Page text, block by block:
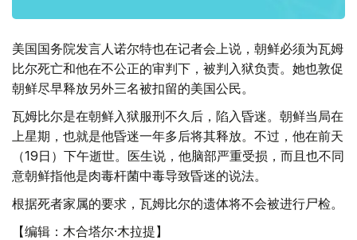
美国国务院发言人诺尔特也在记者会上说，朝鲜必须为瓦姆
比尔死亡和他在不公正的审判下，被判入狱负责。她也敦促
朝鲜尽早释放另外三名被扣留的美国公民。
瓦姆比尔是在朝鲜入狱服刑不久后，陷入昏迷。朝鲜当局在
上星期，也就是他昏迷一年多后将其释放。不过，他在前天
（19日）下午逝世。医生说，他脑部严重受损，而且也不同
意朝鲜指他是肉毒杆菌中毒导致昏迷的说法。
根据死者家属的要求，瓦姆比尔的遗体将不会被进行尸检。
【编辑：木合塔尔·木拉提】